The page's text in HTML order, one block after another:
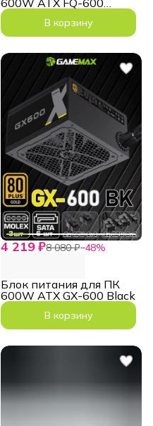
2х4+4pin 2x6+2pin
В корзину
4 219 ₽8 080 ₽−48%
Блок питания для ПК
600W ATX GX-600 Black
В корзину